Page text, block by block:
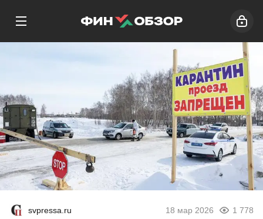
svpressa.ru 18 мар 2026 1 778